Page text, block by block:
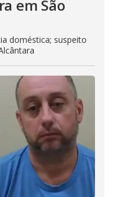
em São
doméstica; suspeito